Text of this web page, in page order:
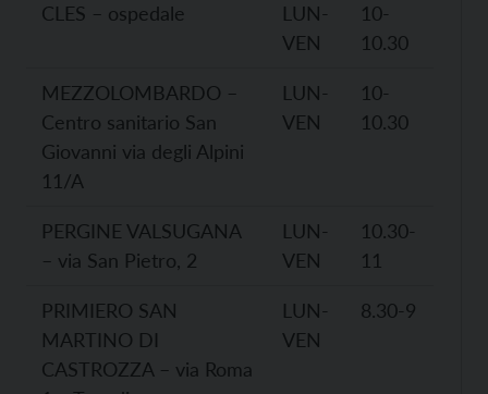
CLES – ospedale
LUN-
VEN
10-
10.30
MEZZOLOMBARDO –
Centro sanitario San
Giovanni via degli Alpini
11/A
LUN-
VEN
10-
10.30
PERGINE VALSUGANA
– via San Pietro, 2
LUN-
VEN
10.30-
11
PRIMIERO SAN
MARTINO DI
CASTROZZA – via Roma
LUN-
VEN
8.30-9